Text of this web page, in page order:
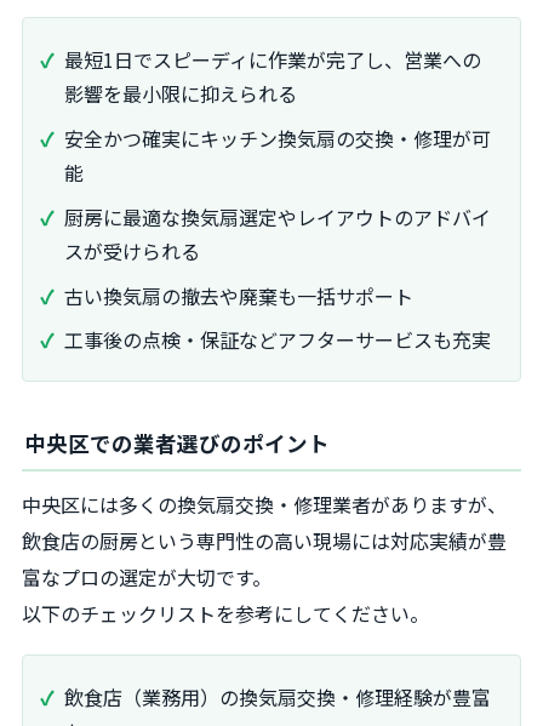
最短1日でスピーディに作業が完了し、営業への
影響を最小限に抑えられる
安全かつ確実にキッチン換気扇の交換・修理が可
能
厨房に最適な換気扇選定やレイアウトのアドバイ
スが受けられる
古い換気扇の撤去や廃棄も一括サポート
工事後の点検・保証などアフターサービスも充実
中央区での業者選びのポイント
中央区には多くの換気扇交換・修理業者がありますが、
飲食店の厨房という専門性の高い現場には対応実績が豊
富なプロの選定が大切です。
以下のチェックリストを参考にしてください。
飲食店（業務用）の換気扇交換・修理経験が豊富